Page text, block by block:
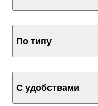
По типу
С удобствами